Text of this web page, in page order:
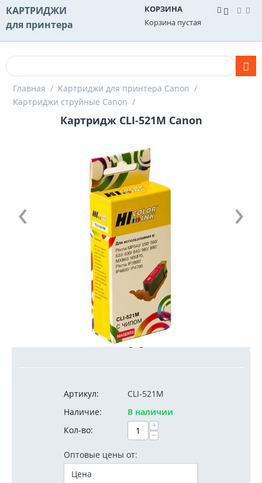
КАРТРИДЖИ
для принтера
КОРЗИНА
Корзина пустая
Главная / Картриджи для принтера Canon /
Картриджи струйные Canon /
Картридж CLI-521M Canon
250руб.
Артикул:
CLI-521M
Наличие:
В наличии
Кол-во:
+
−
Оптовые цены от:
Цена